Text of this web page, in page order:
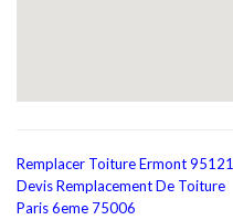
Remplacer Toiture Ermont 95121
Devis Remplacement De Toiture
Paris 6eme 75006